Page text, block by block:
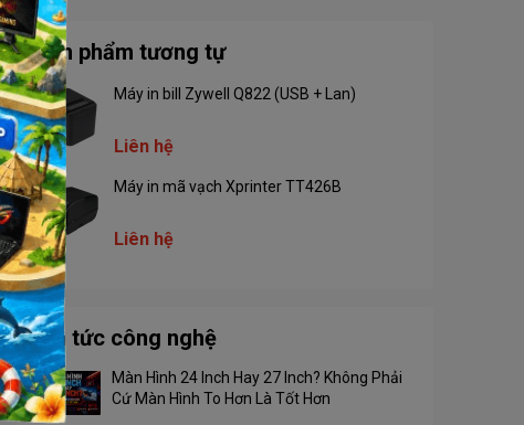
Sản phẩm tương tự
Máy in bill Zywell Q822 (USB + Lan)
Liên hệ
Máy in mã vạch Xprinter TT426B
Liên hệ
Tin tức công nghệ
Màn Hình 24 Inch Hay 27 Inch? Không Phải
Cứ Màn Hình To Hơn Là Tốt Hơn